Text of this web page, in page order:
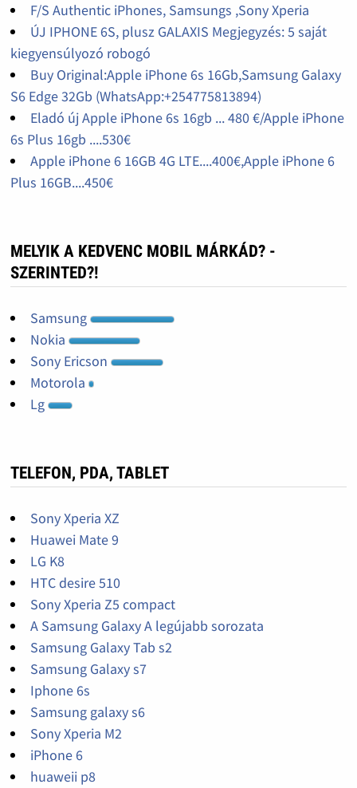
F/S Authentic iPhones, Samsungs ,Sony Xperia
ÚJ IPHONE 6S, plusz GALAXIS Megjegyzés: 5 saját
kiegyensúlyozó robogó
Buy Original:Apple iPhone 6s 16Gb,Samsung Galaxy
S6 Edge 32Gb (WhatsApp:+254775813894)
Eladó új Apple iPhone 6s 16gb ... 480 €/Apple iPhone
6s Plus 16gb ....530€
Apple iPhone 6 16GB 4G LTE....400€,Apple iPhone 6
Plus 16GB....450€
MELYIK A KEDVENC MOBIL MÁRKÁD? -
SZERINTED?!
Samsung
Nokia
Sony Ericson
Motorola
Lg
TELEFON, PDA, TABLET
Sony Xperia XZ
Huawei Mate 9
LG K8
HTC desire 510
Sony Xperia Z5 compact
A Samsung Galaxy A legújabb sorozata
Samsung Galaxy Tab s2
Samsung Galaxy s7
Iphone 6s
Samsung galaxy s6
Sony Xperia M2
iPhone 6
huaweii p8